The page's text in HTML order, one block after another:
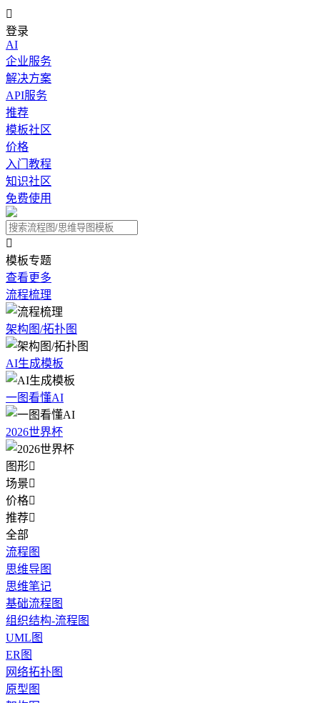

登录
AI
企业服务
解决方案
API服务
推荐
模板社区
价格
入门教程
知识社区
免费使用

模板专题
查看更多
流程梳理
架构图/拓扑图
AI生成模板
一图看懂AI
2026世界杯
图形
场景
价格
推荐
全部
流程图
思维导图
思维笔记
基础流程图
组织结构-流程图
UML图
ER图
网络拓扑图
原型图